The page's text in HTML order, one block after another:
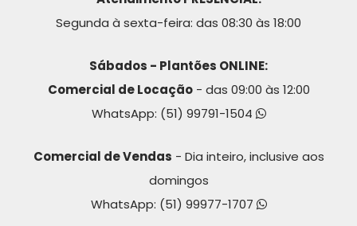
Segunda à sexta-feira: das 08:30 às 18:00
Sábados - Plantões ONLINE:
Comercial de Locação- das 09:00 às 12:00
WhatsApp: (51) 99791-1504
Comercial de Vendas - Dia inteiro, inclusive aos
domingos
WhatsApp: (51) 99977-1707